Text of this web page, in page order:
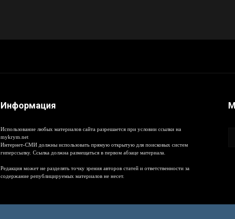
Информация
Использование любых материалов сайта разрешается при условии ссылки на
mykrym.net
Интернет-СМИ должны использовать прямую открытую для поисковых систем
гиперссылку. Ссылка должна размещаться в первом абзаце материала.
Редакция может не разделять точку зрения авторов статей и ответственности за
содержание републицируемых материалов не несет.